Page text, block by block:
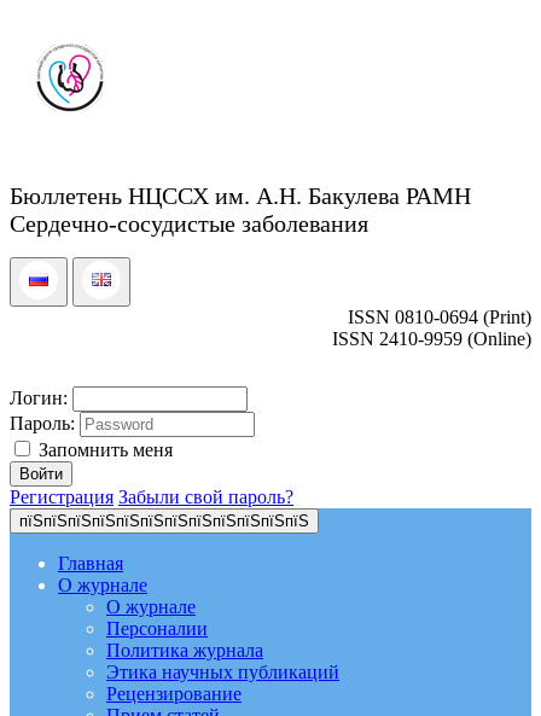
Бюллетень НЦССХ им. А.Н. Бакулева РАМН
Сердечно-сосудистые заболевания
ISSN 0810-0694 (Print)
ISSN 2410-9959 (Online)
Логин:
Пароль:
Запомнить меня
Регистрация Забыли свой пароль?
пїЅпїЅпїЅпїЅпїЅпїЅпїЅпїЅпїЅпїЅпїЅпїЅ
Главная
О журнале
О журнале
Персоналии
Политика журнала
Этика научных публикаций
Рецензирование